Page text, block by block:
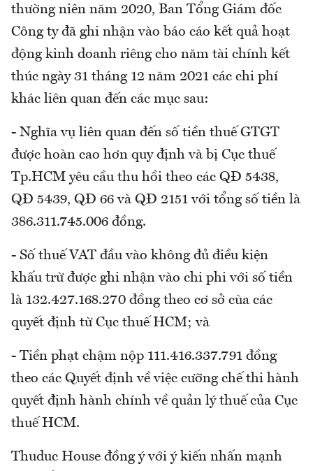
thường niên năm 2020, Ban Tổng Giám đốc
Công ty đã ghi nhận vào báo cáo kết quả hoạt
động kinh doanh riêng cho năm tài chính kết
thúc ngày 31 tháng 12 năm 2021 các chi phí
khác liên quan đến các mục sau:
- Nghĩa vụ liên quan đến số tiền thuế GTGT
được hoàn cao hơn quy định và bị Cục thuế
Tp.HCM yêu cầu thu hồi theo các QĐ 5438,
QĐ 5439, QĐ 66 và QĐ 2151 với tổng số tiền là
386.311.745.006 đồng.
- Số thuế VAT đầu vào không đủ điều kiện
khấu trừ được ghi nhận vào chi phi với số tiền
là 132.427.168.270 đồng theo cơ sở cùa các
quyết định từ Cục thuế HCM; và
- Tiền phạt chậm nộp 111.416.337.791 đồng
theo các Quyết định về việc cưỡng chế thi hành
quyết định hành chính về quản lý thuế của Cục
thuế HCM.
Thuduc House đồng ý với ý kiến nhấn mạnh